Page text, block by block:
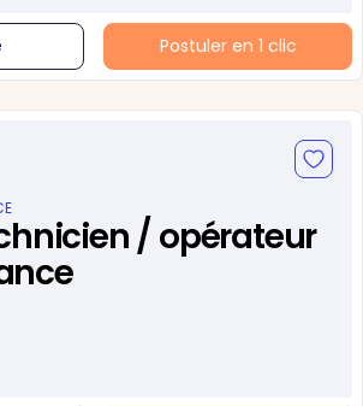
Postuler en 1 clic
/ opérateur